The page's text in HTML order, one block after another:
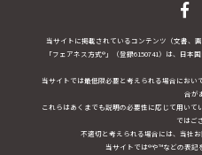
当サイトに掲載されているコンテンツ（文書、
「フェアネス方式®」（登録6150741）は、日
当サイトでは最低限必要と考えられる場合にお
合が
これらはあくまでも説明の必要性に応じて用い
ではご
不適切と考えられる場合には、当社
当サイトでは®や™などの表記